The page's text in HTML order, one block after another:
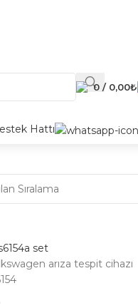
0 / 0,00₺
Hattı